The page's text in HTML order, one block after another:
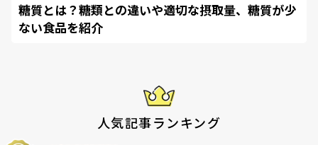
糖質とは？糖類との違いや適切な摂取量、糖質が少
ない食品を紹介
人気記事ランキング